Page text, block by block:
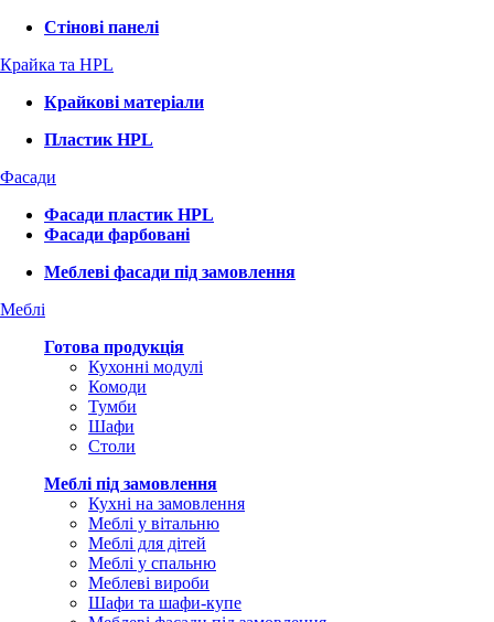
Стінові панелі
Крайка та HPL
Крайкові матеріали
Пластик HPL
Фасади
Фасади пластик HPL
Фасади фарбовані
Меблеві фасади під замовлення
Меблі
Готова продукція
Кухонні модулі
Комоди
Тумби
Шафи
Столи
Меблі під замовлення
Кухні на замовлення
Меблі у вітальню
Меблі для дітей
Меблі у спальню
Меблеві вироби
Шафи та шафи-купе